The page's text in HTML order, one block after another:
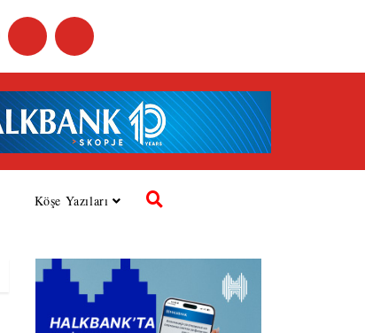
Köşe Yazıları